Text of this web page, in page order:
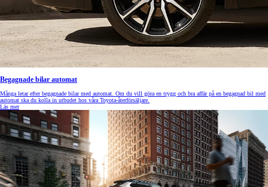
Begagnade bilar automat
Många letar efter begagnade bilar med automat. Om du vill göra en trygg och bra affär på en begagnad bil med
automat ska du kolla in utbudet hos våra Toyota-återförsäljare.
Läs mer